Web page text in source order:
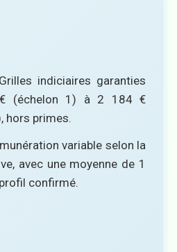
Grilles indiciaires garanties
(échelon 1) à 2 184 €
hors primes.
variable selon la
avec une moyenne de 1
confirmé.